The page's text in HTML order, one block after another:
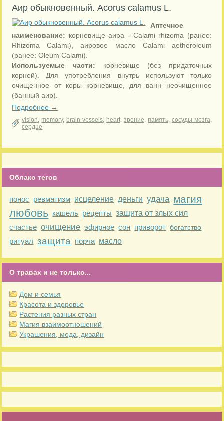
Аир обыкновенный. Acorus calamus L.
Аптечное
наименование: корневище аира - Calami rhizoma (ранее:
Rhizoma Calami), аировое масло Calami aetheroleum
(ранее: Oleum Calami).
Используемые части: корневище (без придаточных
корней). Для употребления внутрь используют только
очищенное от коры корневище, для ванн неочищенное
(банный аир).
Подробнее →
vision, memory, brain vessels, heart, зрение, память, сосуды мозга,
сердце
Облако тегов
понос ревматизм исцеление деньги удача магия
любовь кашель рецепты защита от злых сил
счастье очищение эфирное сон приворот богатство
ритуал защита порча масло
О травах и не только...
Дом и семья
Красота и здоровье
Растения разных стран
Магия взаимоотношений
Украшения, мода, дизайн